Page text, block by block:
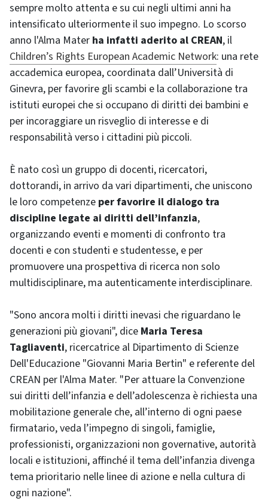
sempre molto attenta e su cui negli ultimi anni ha
intensificato ulteriormente il suo impegno. Lo scorso
anno l'Alma Mater ha infatti aderito al CREAN, il
Children’s Rights European Academic Network: una rete
accademica europea, coordinata dall’Università di
Ginevra, per favorire gli scambi e la collaborazione tra
istituti europei che si occupano di diritti dei bambini e
per incoraggiare un risveglio di interesse e di
responsabilità verso i cittadini più piccoli.
È nato così un gruppo di docenti, ricercatori,
dottorandi, in arrivo da vari dipartimenti, che uniscono
le loro competenze per favorire il dialogo tra
discipline legate ai diritti dell’infanzia,
organizzando eventi e momenti di confronto tra
docenti e con studenti e studentesse, e per
promuovere una prospettiva di ricerca non solo
multidisciplinare, ma autenticamente interdisciplinare.
"Sono ancora molti i diritti inevasi che riguardano le
generazioni più giovani", dice Maria Teresa
Tagliaventi, ricercatrice al Dipartimento di Scienze
Dell'Educazione "Giovanni Maria Bertin" e referente del
CREAN per l'Alma Mater. "Per attuare la Convenzione
sui diritti dell’infanzia e dell’adolescenza è richiesta una
mobilitazione generale che, all’interno di ogni paese
firmatario, veda l’impegno di singoli, famiglie,
professionisti, organizzazioni non governative, autorità
locali e istituzioni, affinché il tema dell’infanzia divenga
tema prioritario nelle linee di azione e nella cultura di
ogni nazione".